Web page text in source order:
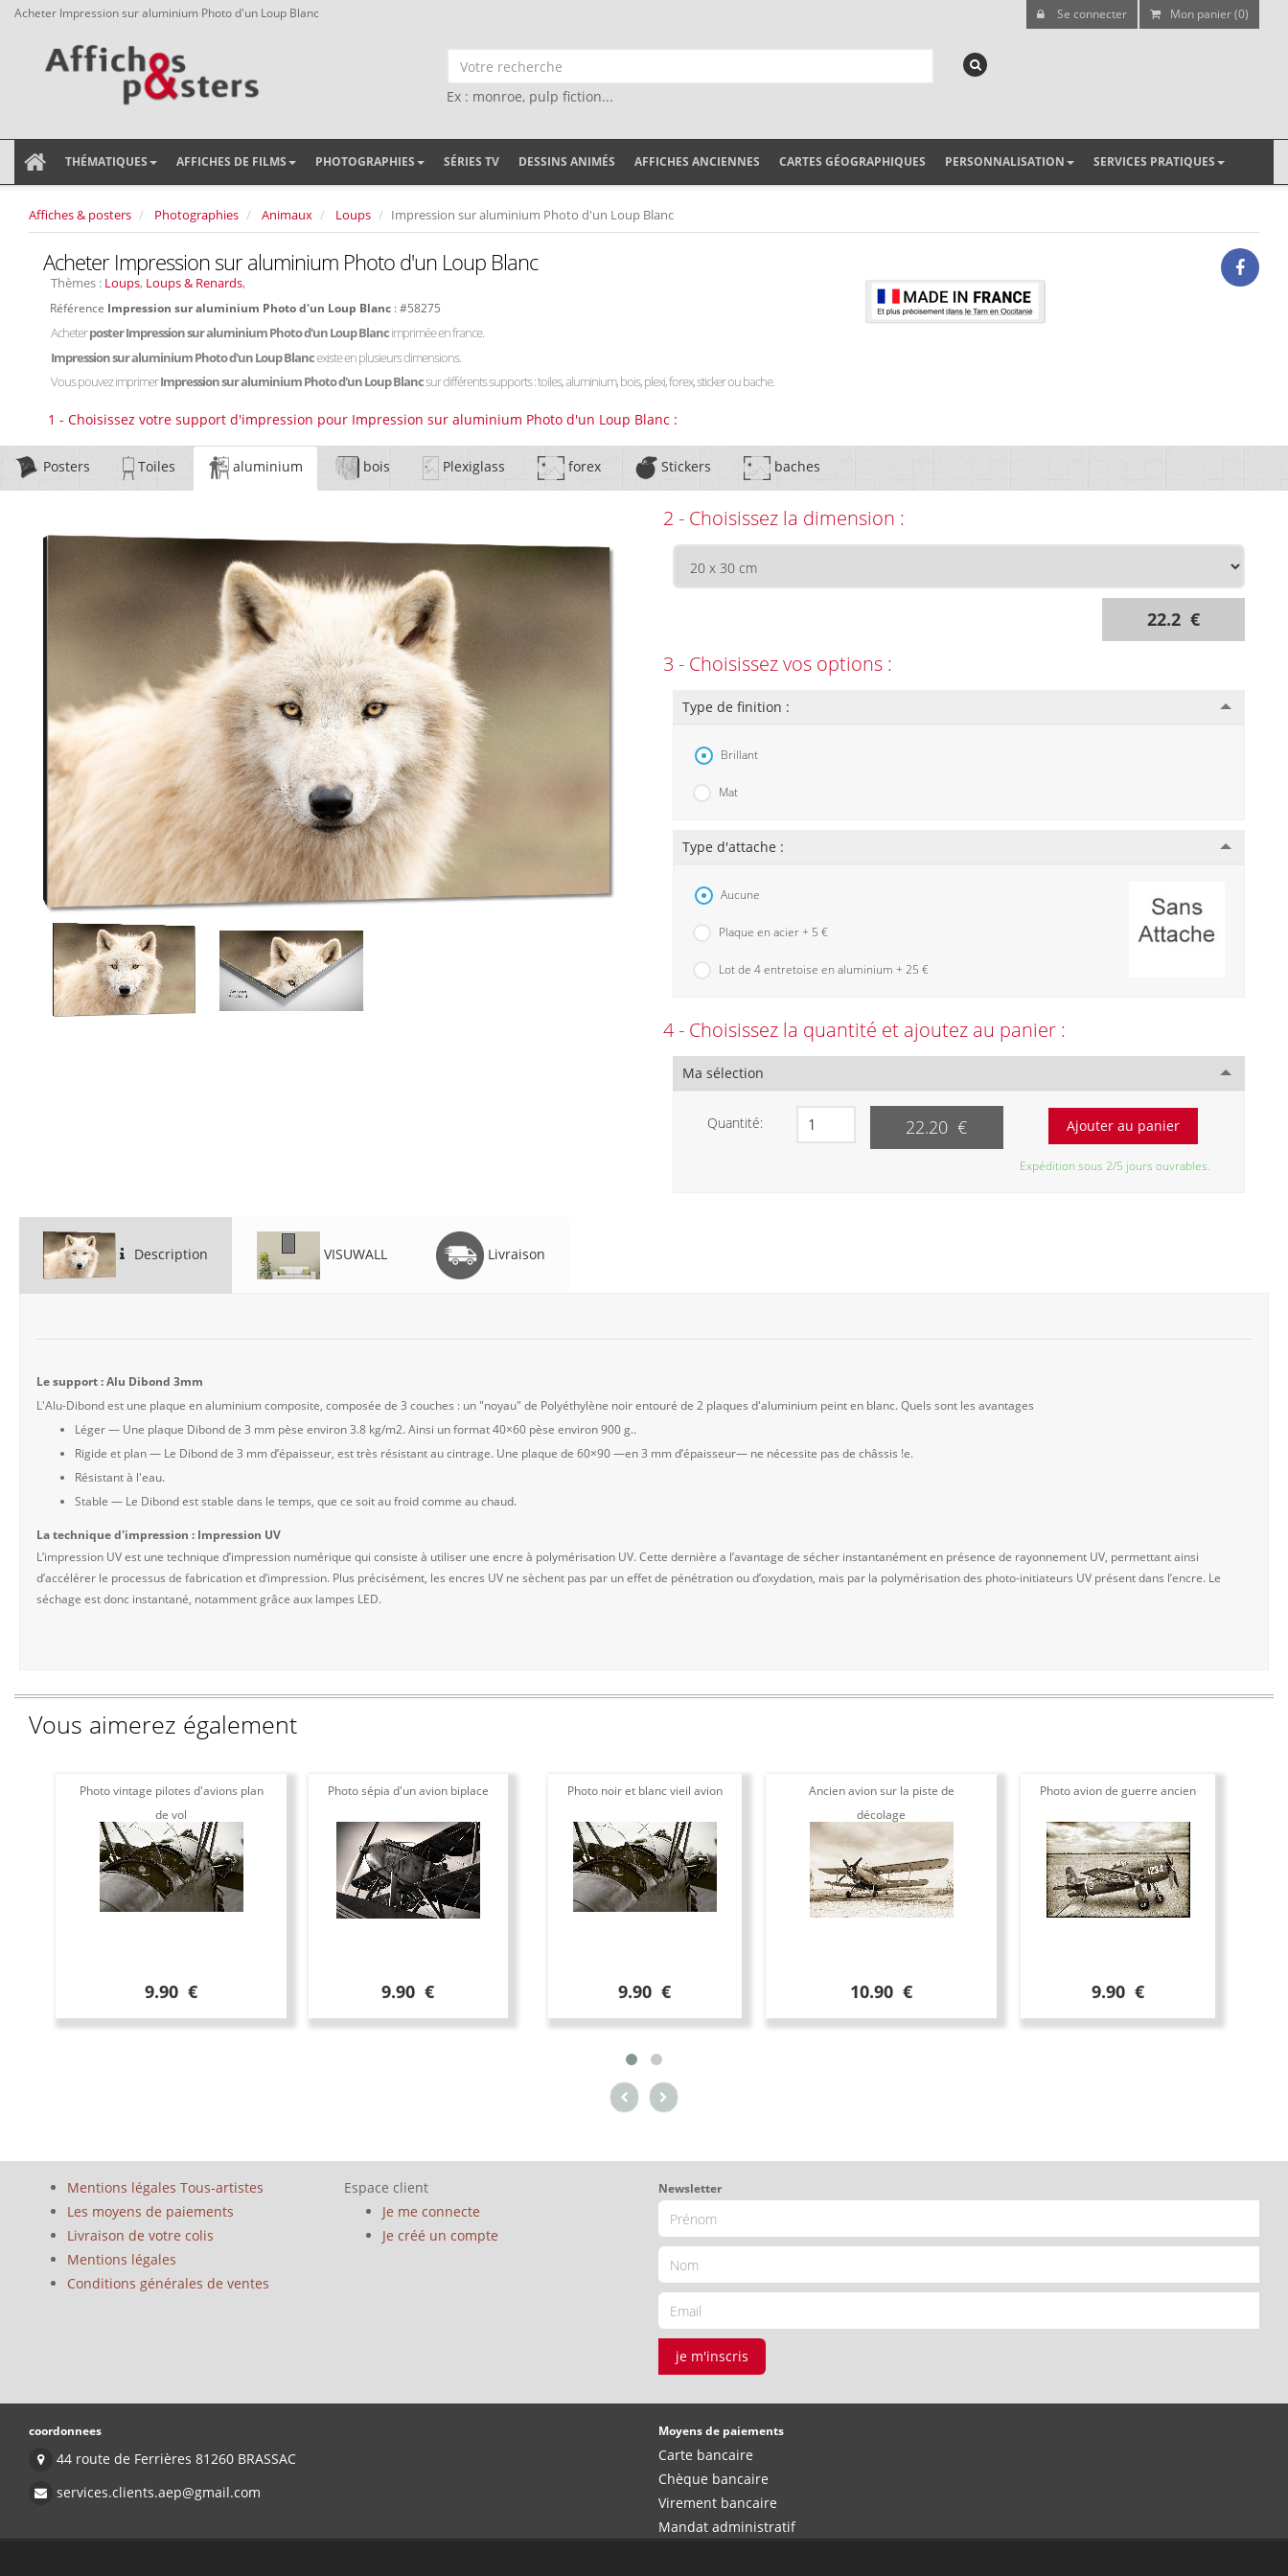
Acheter Impression sur aluminium Photo d'un Loup Blanc Se connecter Mon panier (0)
Ex : monroe, pulp fiction...
THÉMATIQUES AFFICHES DE FILMS PHOTOGRAPHIES SÉRIES TV DESSINS ANIMÉS AFFICHES ANCIENNES CARTES GÉOGRAPHIQUES PERSONNALISATION SERVICES PRATIQUES
Affiches & posters Photographies Animaux Loups Impression sur aluminium Photo d'un Loup Blanc
Acheter Impression sur aluminium Photo d'un Loup Blanc
Thèmes : Loups, Loups & Renards,
Référence Impression sur aluminium Photo d'un Loup Blanc : #58275
Acheterposter Impression sur aluminium Photo d'un Loup Blancimprimée en france.
Impression sur aluminium Photo d'un Loup Blancexiste en plusieurs dimensions.
Vous pouvez imprimerImpression sur aluminium Photo d'un Loup Blancsur différents supports : toiles, aluminium, bois, plexi, forex, sticker ou bache.
1 - Choisissez votre support d'impression pour Impression sur aluminium Photo d'un Loup Blanc :
Posters Toiles aluminium bois Plexiglass forex Stickers baches
2 - Choisissez la dimension :
22.2 €
3 - Choisissez vos options :
Type de finition :
Brillant
Mat
Type d'attache :
Aucune
Plaque en acier + 5 €
Lot de 4 entretoise en aluminium + 25 €
4 - Choisissez la quantité et ajoutez au panier :
Ma sélection
Quantité: 22.20 €
Expédition sous 2/5 jours ouvrables.
Description VISUWALL Livraison
Le support : Alu Dibond 3mm
L'Alu-Dibond est une plaque en aluminium composite, composée de 3 couches : un "noyau" de Polyéthylène noir entouré de 2 plaques d'aluminium peint en blanc. Quels sont les avantages
Léger — Une plaque Dibond de 3 mm pèse environ 3.8 kg/m2. Ainsi un format 40×60 pèse environ 900 g..
Rigide et plan — Le Dibond de 3 mm d’épaisseur, est très résistant au cintrage. Une plaque de 60×90 —en 3 mm d’épaisseur— ne nécessite pas de châssis !e.
Résistant à l'eau.
Stable — Le Dibond est stable dans le temps, que ce soit au froid comme au chaud.
La technique d'impression : Impression UV
L’impression UV est une technique d’impression numérique qui consiste à utiliser une encre à polymérisation UV. Cette dernière a l’avantage de sécher instantanément en présence de rayonnement UV, permettant ainsi
d’accélérer le processus de fabrication et d’impression. Plus précisément, les encres UV ne sèchent pas par un effet de pénétration ou d’oxydation, mais par la polymérisation des photo-initiateurs UV présent dans l’encre. Le
séchage est donc instantané, notamment grâce aux lampes LED.
Vous aimerez également
Photo vintage pilotes d'avions plan
de vol
9.90 €
Photo sépia d'un avion biplace
9.90 €
Photo noir et blanc vieil avion
9.90 €
Ancien avion sur la piste de
décolage
10.90 €
Photo avion de guerre ancien
9.90 €
Mentions légales Tous-artistes
Les moyens de paiements
Livraison de votre colis
Mentions légales
Conditions générales de ventes
Espace client
Je me connecte
Je créé un compte
Newsletter
je m'inscris
coordonnees
44 route de Ferrières 81260 BRASSAC
services.clients.aep@gmail.com
Moyens de paiements
Carte bancaire
Chèque bancaire
Virement bancaire
Mandat administratif